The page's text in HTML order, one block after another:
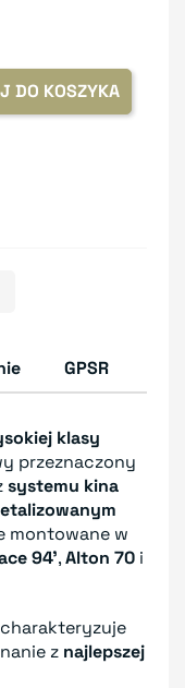
DO KOSZYKA
GPSR
klasy
przeznaczony
systemu kina
montowane w
94',Alton 70 i
charakteryzuje
z najlepszej